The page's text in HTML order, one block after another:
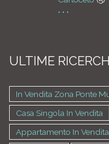
• • •
ULTIME
In Vendita Zona Ponte
Casa Singola In Vendita
Appartamento In